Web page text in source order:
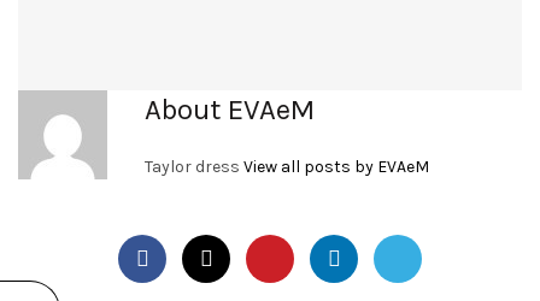
About EVAeM
Taylor dress View all posts by EVAeM